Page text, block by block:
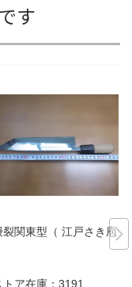
す
裂関東型（ 江戸さき庖
ア在庫： 3191